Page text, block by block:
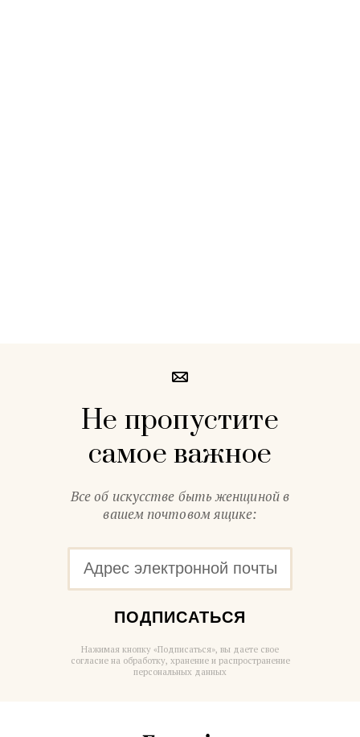
Не пропустите
самое важное
Все об искусстве быть женщиной в
вашем почтовом ящике:
ПОДПИСАТЬСЯ
Нажимая кнопку «Подписаться», вы даете свое
согласие на обработку, хранение и распространение
персональных данных